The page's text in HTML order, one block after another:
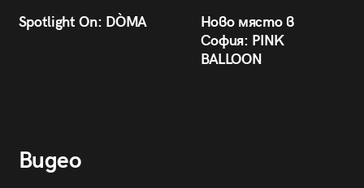
Spotlight On: DÒMA
Ново място в
София: PINK
BALLOON
Видео